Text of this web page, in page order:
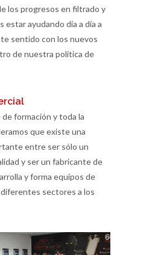
los progresos en filtrado y
estar ayudando día a día a
sentido con los nuevos
de nuestra política de
formación y toda la
que existe una
entre ser sólo un
y ser un fabricante de
y forma equipos de
sectores a los